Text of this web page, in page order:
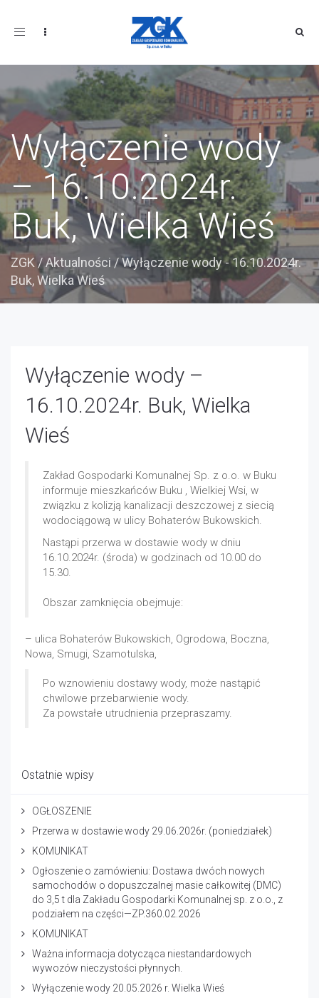
Toggle
Wyłączenie wody
– 16.10.2024r.
Buk, Wielka Wieś
ZGK /Aktualności /Wyłączenie wody - 16.10.2024r.
Buk, Wielka Wieś
Wyłączenie wody –
16.10.2024r. Buk, Wielka
Wieś
Zakład Gospodarki Komunalnej Sp. z o.o. w Buku
informuje mieszkańców Buku , Wielkiej Wsi, w
związku z kolizją kanalizacji deszczowej z siecią
wodociągową w ulicy Bohaterów Bukowskich.
Nastąpi przerwa w dostawie wody w dniu
16.10.2024r. (środa) w godzinach od 10.00 do
15.30.
Obszar zamknięcia obejmuje:
– ulica Bohaterów Bukowskich, Ogrodowa, Boczna,
Nowa, Smugi, Szamotulska,
Po wznowieniu dostawy wody, może nastąpić
chwilowe przebarwienie wody.
Za powstałe utrudnienia przepraszamy.
Ostatnie wpisy
OGŁOSZENIE
Przerwa w dostawie wody 29.06.2026r. (poniedziałek)
KOMUNIKAT
Ogłoszenie o zamówieniu: Dostawa dwóch nowych
samochodów o dopuszczalnej masie całkowitej (DMC)
do 3,5 t dla Zakładu Gospodarki Komunalnej sp. z o.o., z
podziałem na części—ZP.360.02.2026
KOMUNIKAT
Ważna informacja dotycząca niestandardowych
wywozów nieczystości płynnych.
Wyłączenie wody 20.05.2026 r. Wielka Wieś